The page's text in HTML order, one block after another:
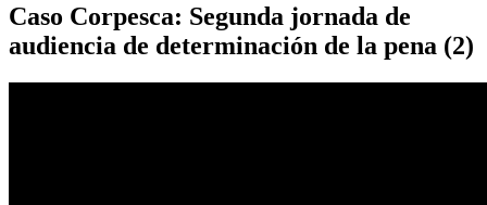
Caso Corpesca: Segunda jornada de
audiencia de determinación de la pena (2)